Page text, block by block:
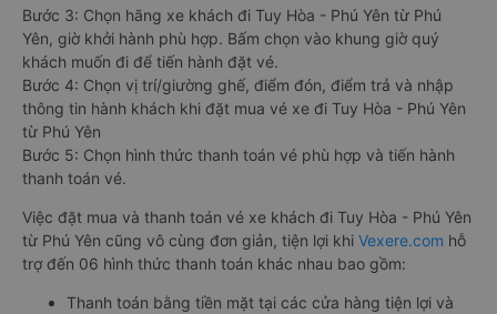
Bước 3: Chọn hãng xe khách đi Tuy Hòa - Phú Yên từ Phú
Yên, giờ khởi hành phù hợp. Bấm chọn vào khung giờ quý
khách muốn đi để tiến hành đặt vé.
Bước 4: Chọn vị trí/giường ghế, điểm đón, điểm trả và nhập
thông tin hành khách khi đặt mua vé xe đi Tuy Hòa - Phú Yên
từ Phú Yên
Bước 5: Chọn hình thức thanh toán vé phù hợp và tiến hành
thanh toán vé.
Việc đặt mua và thanh toán vé xe khách đi Tuy Hòa - Phú Yên
từ Phú Yên cũng vô cùng đơn giản, tiện lợi khi Vexere.com hỗ
trợ đến 06 hình thức thanh toán khác nhau bao gồm:
Thanh toán bằng tiền mặt tại các cửa hàng tiện lợi và